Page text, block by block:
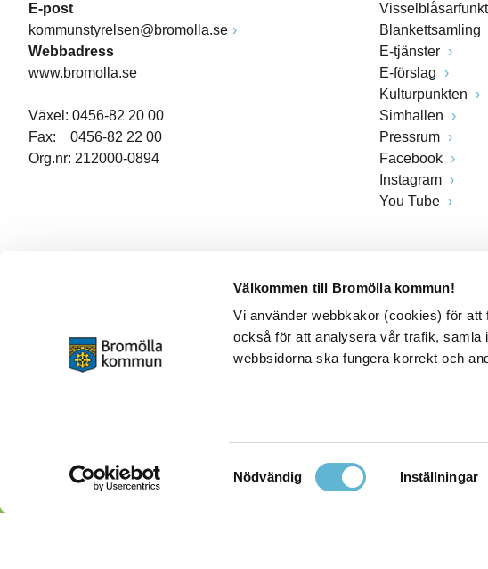
Välkommen till Bromölla kommun!
Vi använder webbkakor (cookies) för
också för att analysera vår trafik,
webbsidorna ska fungera korrekt och
Samtyckesval
Nödvändig Inställningar
E-post
kommunstyrelsen@bromolla.se
Webbadress
www.bromolla.se
Växel: 0456-82 20 00
Fax: 0456-82 22 00
Org.nr: 212000-0894
Blankettsamling
E-tjänster
E-förslag
Kulturpunkten
Simhallen
Pressrum
Facebook
Instagram
You Tube